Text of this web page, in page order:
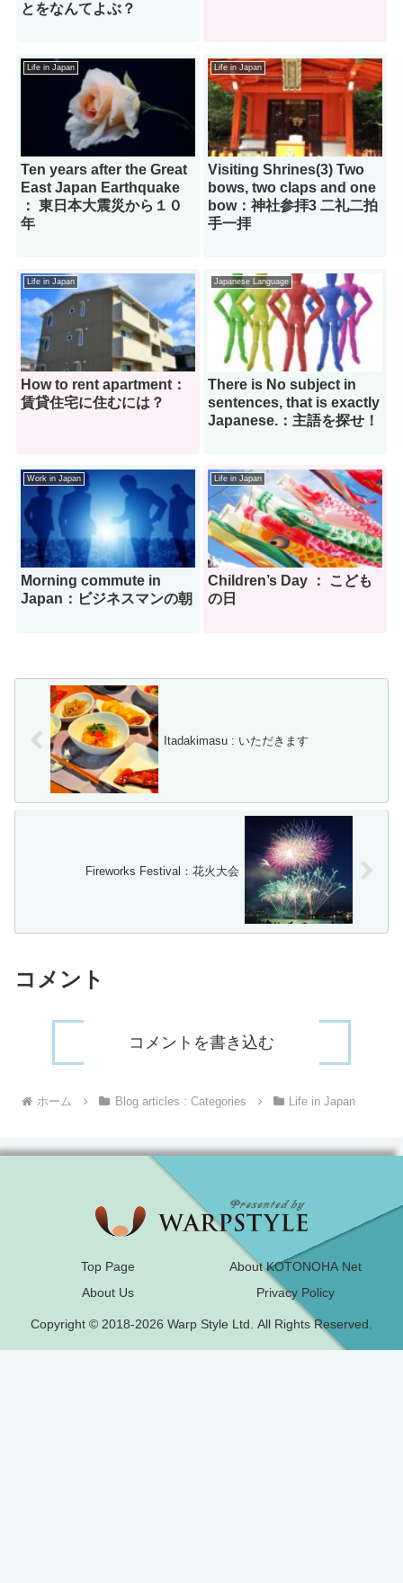
とをなんてよぶ？
Life in Japan
Ten years after the Great
East Japan Earthquake
： 東日本大震災から１０
年
Life in Japan
Visiting Shrines(3) Two
bows, two claps and one
bow：神社参拝3 二礼二拍
手一拝
Life in Japan
How to rent apartment：
賃貸住宅に住むには？
Japanese Language
There is No subject in
sentences, that is exactly
Japanese.：主語を探せ！
Work in Japan
Morning commute in
Japan：ビジネスマンの朝
Life in Japan
Children’s Day ： こども
の日
Itadakimasu : いただきます
Fireworks Festival：花火大会
コメント
コメントを書き込む
ホーム Blog articles : Categories Life in Japan
Top Page
About KOTONOHA Net
About Us
Privacy Policy
Copyright © 2018-2026 Warp Style Ltd. All Rights Reserved.